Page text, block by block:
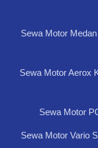
Sewa Motor
Sewa Motor Aerox
Sewa Motor
Sewa Motor Vario